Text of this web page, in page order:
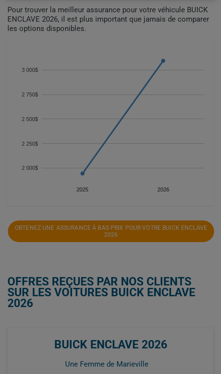
Pour trouver la meilleur assurance pour votre véhicule BUICK
ENCLAVE 2026, il est plus important que jamais de comparer
les options disponibles.
2025 2026
2 000$
2 250$
2 500$
2 750$
3 000$
OBTENEZ UNE ASSURANCE À BAS PRIX POUR VOTRE BUICK ENCLAVE
2026
OFFRES REÇUES PAR NOS CLIENTS
SUR LES VOITURES BUICK ENCLAVE
2026
BUICK ENCLAVE 2026
Une Femme de Marieville